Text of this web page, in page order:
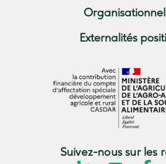
Externalités
Suivez-nous sur les